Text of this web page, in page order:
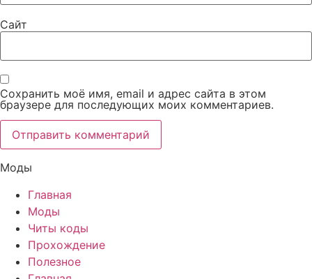
Сайт
Сохранить моё имя, email и адрес сайта в этом
браузере для последующих моих комментариев.
Моды
Главная
Моды
Читы коды
Прохождение
Полезное